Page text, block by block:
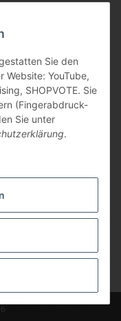
Sie den
Website: YouTube,
SHOPVOTE. Sie
(Fingerabdruck-
Sie unter
.